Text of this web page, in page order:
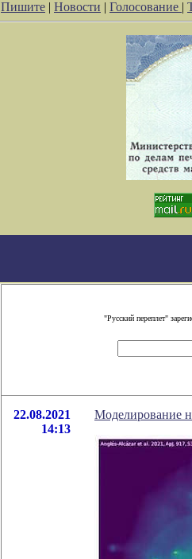
Пишите | Новости | Голосование |
"Русский переплет"
22.08.2021
14:13
Моделирование